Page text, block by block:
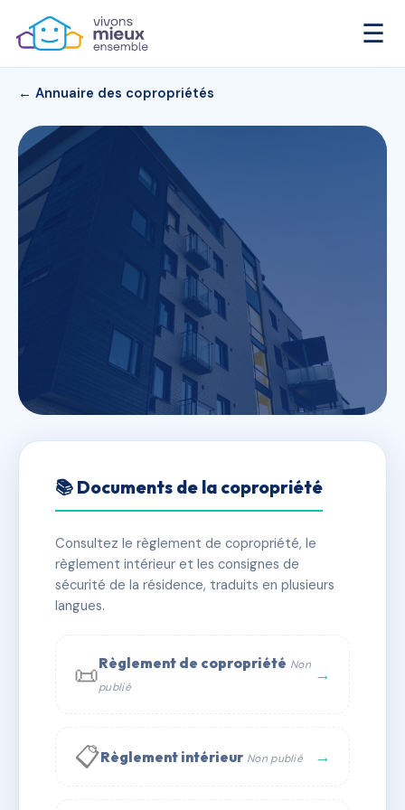
☰
← Annuaire des copropriétés
36, rue du Moulin à Vent
✓ Immatriculée 🏠 17 lots 🏗 1 bâtiment(s)
📞 Contacter Syndic Digital
📚 Documents de la copropriété
Consultez le règlement de copropriété, le
règlement intérieur et les consignes de
sécurité de la résidence, traduits en plusieurs
langues.
📜Règlement de copropriété Non
publié
→
📋Règlement intérieur Non publié →